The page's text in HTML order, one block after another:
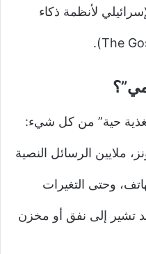
لأنظمة ذكاء
حية” من كل شيء:
ملايين الرسائل النصية
وحتى التغيرات
تشير إلى نفق أو مخزن